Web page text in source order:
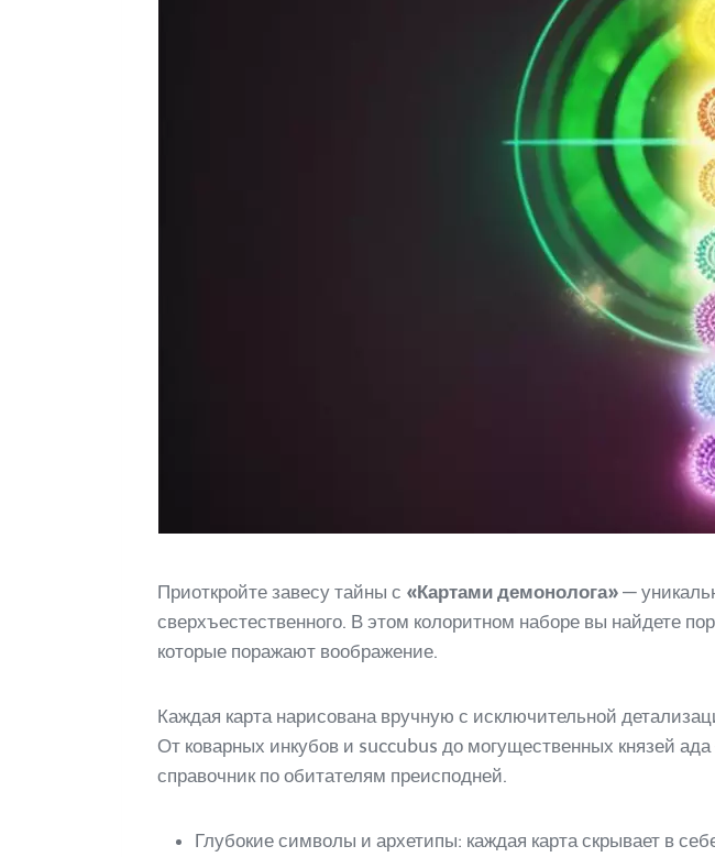
Приоткройте завесу тайны с «Картами демонолога» —
сверхъестественного. В этом колоритном наборе вы найдете
которые поражают воображение.
Каждая карта нарисована вручную с исключительной
От коварных инкубов и succubus до могущественных князей
справочник по обитателям преисподней.
Глубокие символы и архетипы: каждая карта скрывает в